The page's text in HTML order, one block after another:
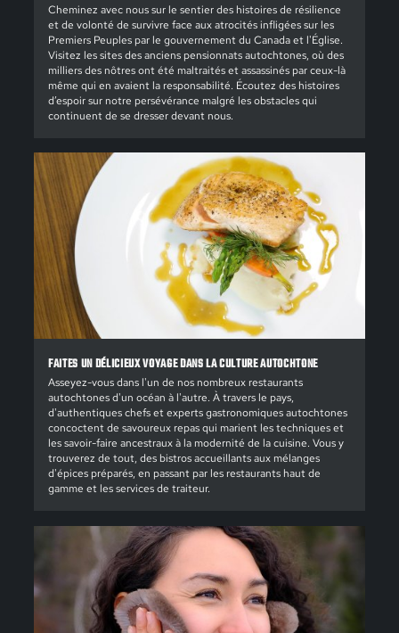
Cheminez avec nous sur le sentier des histoires de résilience
et de volonté de survivre face aux atrocités infligées sur les
Premiers Peuples par le gouvernement du Canada et l'Église.
Visitez les sites des anciens pensionnats autochtones, où des
milliers des nôtres ont été maltraités et assassinés par ceux-là
même qui en avaient la responsabilité. Écoutez des histoires
d’espoir sur notre persévérance malgré les obstacles qui
continuent de se dresser devant nous.
FAITES UN DÉLICIEUX VOYAGE DANS LA CULTURE AUTOCHTONE
Asseyez-vous dans l'un de nos nombreux restaurants
autochtones d'un océan à l'autre. À travers le pays,
d'authentiques chefs et experts gastronomiques autochtones
concoctent de savoureux repas qui marient les techniques et
les savoir-faire ancestraux à la modernité de la cuisine. Vous y
trouverez de tout, des bistros accueillants aux mélanges
d'épices préparés, en passant par les restaurants haut de
gamme et les services de traiteur.